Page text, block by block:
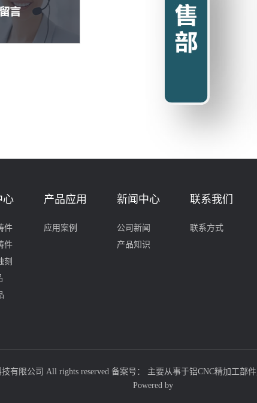
心
件
件
刻
产品应用
应用案例
新闻中心
公司新闻
产品知识
联系我们
联系方式
有限公司 All rights reserved 备案号： 主要从事于铝CNC精加工部件
Powered by